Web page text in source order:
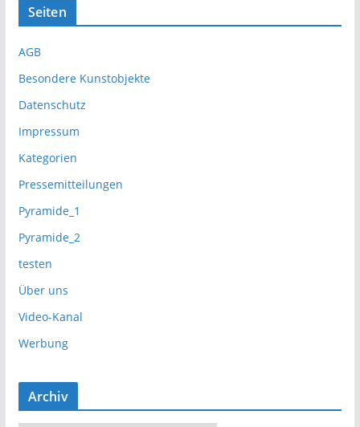
Seiten
AGB
Besondere Kunstobjekte
Datenschutz
Impressum
Kategorien
Pressemitteilungen
Pyramide_1
Pyramide_2
testen
Über uns
Video-Kanal
Werbung
Archiv